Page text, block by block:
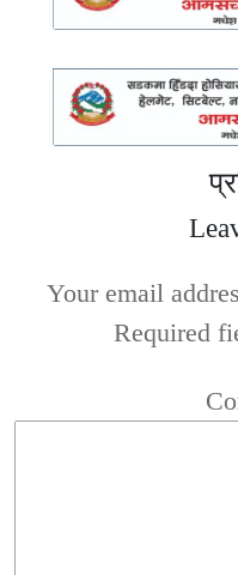
Your email
Required